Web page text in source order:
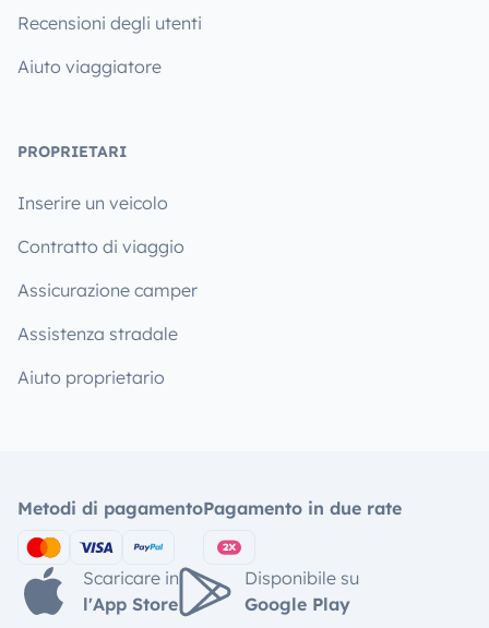
Recensioni degli utenti
Aiuto viaggiatore
PROPRIETARI
Inserire un veicolo
Contratto di viaggio
Assicurazione camper
Assistenza stradale
Aiuto proprietario
Metodi di pagamentoPagamento in due rate
Scaricare in
l'App Store
Disponibile su
Google Play